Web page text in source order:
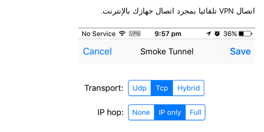
اتصال VPN تلقائيا بمجرد اتصال جهازك بالإنترنت.